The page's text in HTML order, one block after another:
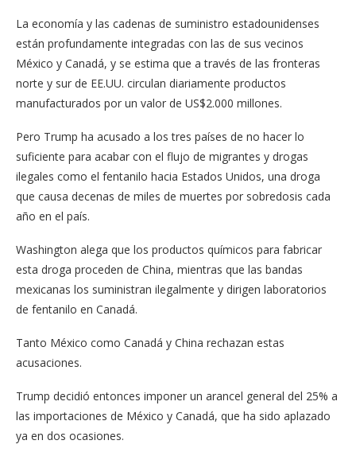
La economía y las cadenas de suministro estadounidenses
están profundamente integradas con las de sus vecinos
México y Canadá, y se estima que a través de las fronteras
norte y sur de EE.UU. circulan diariamente productos
manufacturados por un valor de US$2.000 millones.
Pero Trump ha acusado a los tres países de no hacer lo
suficiente para acabar con el flujo de migrantes y drogas
ilegales como el fentanilo hacia Estados Unidos, una droga
que causa decenas de miles de muertes por sobredosis cada
año en el país.
Washington alega que los productos químicos para fabricar
esta droga proceden de China, mientras que las bandas
mexicanas los suministran ilegalmente y dirigen laboratorios
de fentanilo en Canadá.
Tanto México como Canadá y China rechazan estas
acusaciones.
Trump decidió entonces imponer un arancel general del 25% a
las importaciones de México y Canadá, que ha sido aplazado
ya en dos ocasiones.